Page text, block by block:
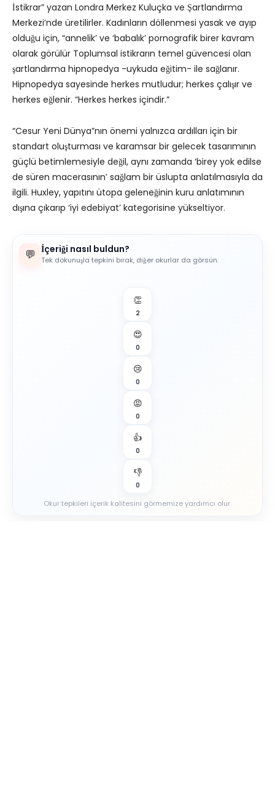
İstikrar” yazan Londra Merkez Kuluçka ve Şartlandırma
Merkezi’nde üretilirler. Kadınların döllenmesi yasak ve ayıp
olduğu için, “annelik’ ve ‘babalık’ pornografik birer kavram
olarak görülür Toplumsal istikrarın temel güvencesi olan
şartlandırma hipnopedya -uykuda eğitim- ile sağlanır.
Hipnopedya sayesinde herkes mutludur; herkes çalışır ve
herkes eğlenir. “Herkes herkes içindir.”
“Cesur Yeni Dünya”nın önemi yalnızca ardılları için bir
standart oluşturması ve karamsar bir gelecek tasarımının
güçlü betimlemesiyle değil, aynı zamanda ‘birey yok edilse
de süren macerasının’ sağlam bir üslupta anlatılmasıyla da
ilgili. Huxley, yapıtını ütopa geleneğinin kuru anlatımının
dışına çıkarıp ‘iyi edebiyat’ kategorisine yükseltiyor.
💬 İçeriği nasıl buldun?
Tek dokunuşla tepkini bırak, diğer okurlar da görsün.
👏
2
😍
0
😢
0
😡
0
👍
0
👎
0
Okur tepkileri içerik kalitesini görmemize yardımcı olur.